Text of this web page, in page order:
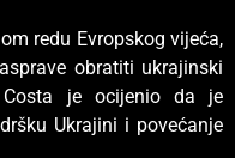
redu Evropskog vijeća,
obratiti ukrajinski
Costa je ocijenio da je
Ukrajini i povećanje